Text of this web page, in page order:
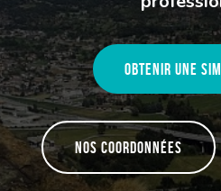
Obtenir une
Nos coordonnées